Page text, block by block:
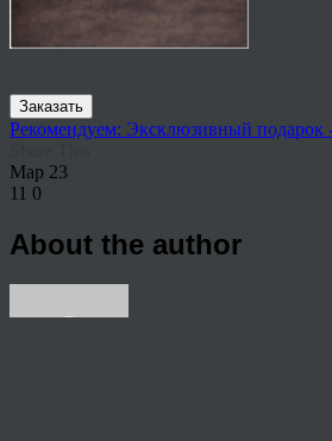
Заказать
Рекомендуем: Эксклюзивный подарок
Мар 23
11 0
About the author